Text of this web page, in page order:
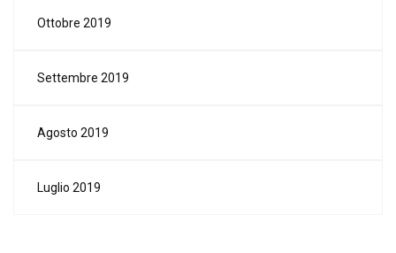
Ottobre 2019
Settembre 2019
Agosto 2019
Luglio 2019